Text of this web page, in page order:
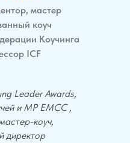
мастер
коуч
Коучинга
ICF
Leader Awards,
и МР ЕМСС ,
коуч,
директор